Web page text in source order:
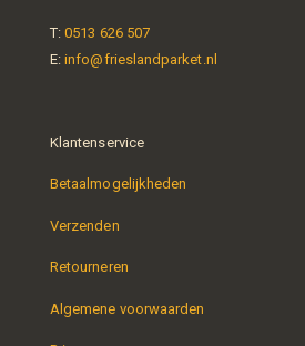
T:0513 626 507
E:info@frieslandparket.nl
Klantenservice
Betaalmogelijkheden
Verzenden
Retourneren
Algemene voorwaarden